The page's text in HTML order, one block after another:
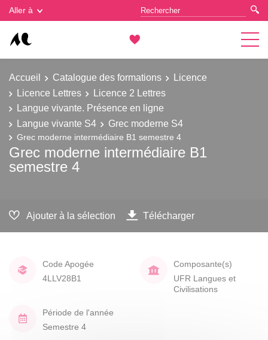
Aller à
Accueil Catalogue des formations
Licence
Licence Lettres
Licence 2 Lettres
Langue vivante. Présence en ligne
Langue vivante S4
Grec moderne S4
Grec moderne intermédiaire B1 semestre 4
Grec moderne intermédiaire B1
semestre 4
Ajouter à la sélection Télécharger
Code Apogée
4LLV28B1
Composante(s)
UFR Langues et
Civilisations
Période de l'année
Semestre 4
Gestion des cookies